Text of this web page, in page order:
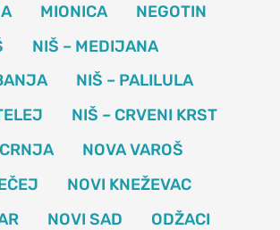
MIONICA
NEGOTIN
NIŠ – MEDIJANA
NIŠ – PALILULA
NIŠ – CRVENI KRST
NOVA VAROŠ
NOVI KNEŽEVAC
NOVI SAD
ODŽACI